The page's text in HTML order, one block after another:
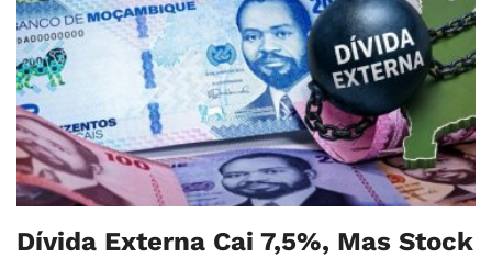
Dívida Externa Cai 7,5%, Mas Stock